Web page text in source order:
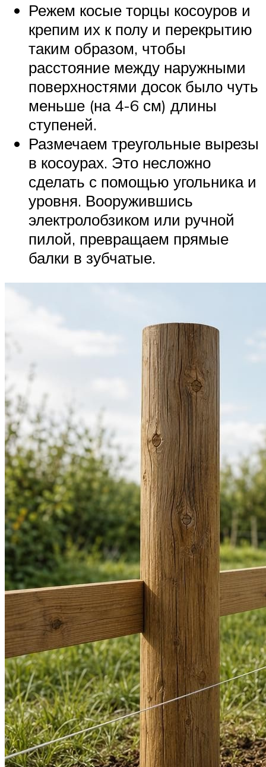
Режем косые торцы косоуров и
крепим их к полу и перекрытию
таким образом, чтобы
расстояние между наружными
поверхностями досок было чуть
меньше (на 4-6 см) длины
ступеней.
Размечаем треугольные вырезы
в косоурах. Это несложно
сделать с помощью угольника и
уровня. Вооружившись
электролобзиком или ручной
пилой, превращаем прямые
балки в зубчатые.